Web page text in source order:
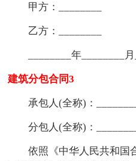
甲方：________
乙方：________
________年________
建筑分包合同3
承包人(全称)：
分包人(全称)：
依照《中华人民共和国